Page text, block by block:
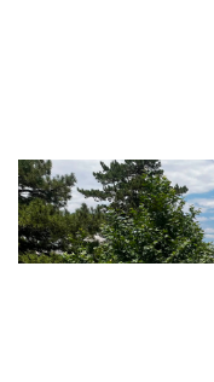
Antalya'da